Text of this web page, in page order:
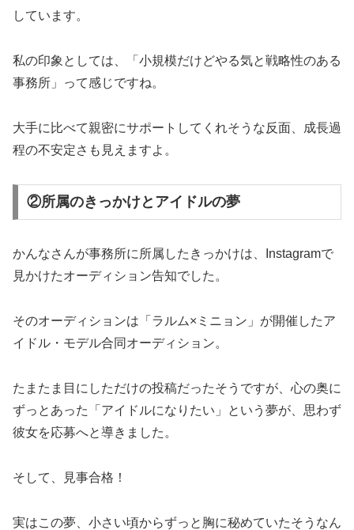
しています。
私の印象としては、「小規模だけどやる気と戦略性のある
事務所」って感じですね。
大手に比べて親密にサポートしてくれそうな反面、成長過
程の不安定さも見えますよ。
②所属のきっかけとアイドルの夢
かんなさんが事務所に所属したきっかけは、Instagramで
見かけたオーディション告知でした。
そのオーディションは「ラルム×ミニョン」が開催したア
イドル・モデル合同オーディション。
たまたま目にしただけの投稿だったそうですが、心の奥に
ずっとあった「アイドルになりたい」という夢が、思わず
彼女を応募へと導きました。
そして、見事合格！
実はこの夢、小さい頃からずっと胸に秘めていたそうなん